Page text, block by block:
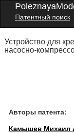
Патентный поиск
Устройство для
насосно-
Авторы патента:
Камышев Михаил